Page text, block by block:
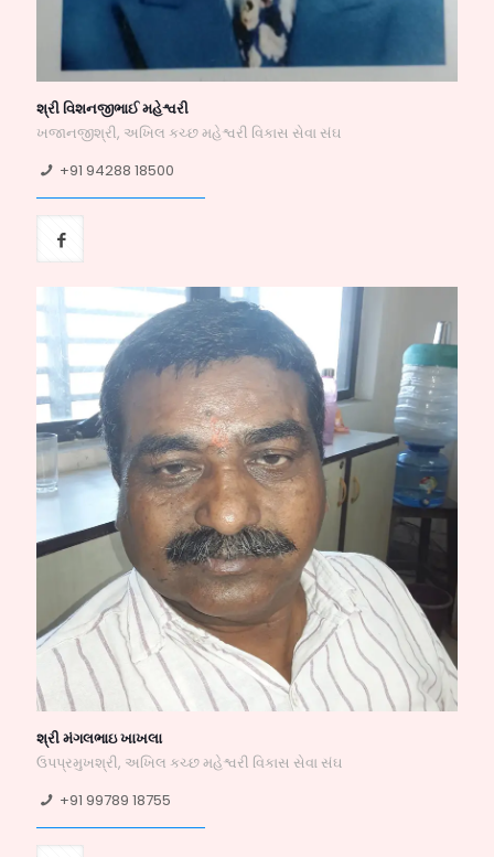
શ્રી વિશનજીભાઈ મહેશ્વરી
ખજાનજીશ્રી, અખિલ કચ્છ મહેશ્વરી વિકાસ સેવા સંઘ
+91 94288 18500
શ્રી મંગલભાઇ ખાખલા
ઉપપ્રમુખશ્રી, અખિલ કચ્છ મહેશ્વરી વિકાસ સેવા સંઘ
+91 99789 18755